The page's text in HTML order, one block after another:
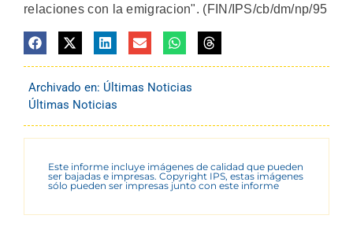
relaciones con la emigracion". (FIN/IPS/cb/dm/np/95
Archivado en: Últimas Noticias
Últimas Noticias
Este informe incluye imágenes de calidad que pueden
ser bajadas e impresas. Copyright IPS, estas imágenes
sólo pueden ser impresas junto con este informe